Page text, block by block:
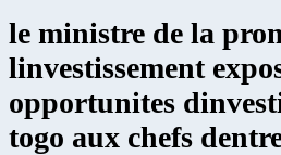
le ministre de la
linvestissement
opportunites
togo aux chefs